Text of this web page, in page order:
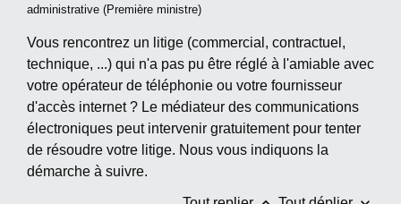
administrative (Première ministre)
Vous rencontrez un litige (commercial, contractuel,
technique, ...) qui n'a pas pu être réglé à l'amiable avec
votre opérateur de téléphonie ou votre fournisseur
d'accès internet ? Le médiateur des communications
électroniques peut intervenir gratuitement pour tenter
de résoudre votre litige. Nous vous indiquons la
démarche à suivre.